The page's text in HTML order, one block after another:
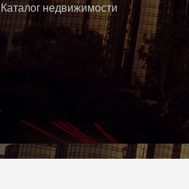
Каталог недвижимости